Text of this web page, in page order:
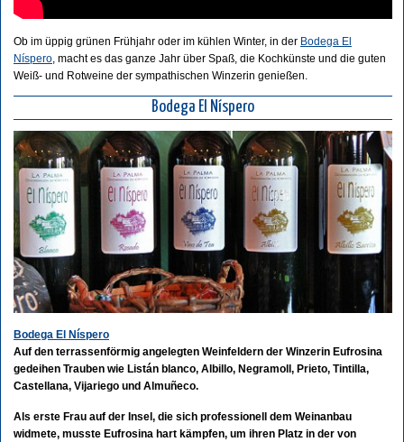
Ob im üppig grünen Frühjahr oder im kühlen Winter, in der Bodega El
Níspero, macht es das ganze Jahr über Spaß, die Kochkünste und die guten
Weiß- und Rotweine der sympathischen Winzerin genießen.
Bodega El Níspero
Bodega El Níspero
Auf den terrassenförmig angelegten Weinfeldern der Winzerin Eufrosina
gedeihen Trauben wie Listán blanco, Albillo, Negramoll, Prieto, Tintilla,
Castellana, Vijariego und Almuñeco.
Als erste Frau auf der Insel, die sich professionell dem Weinanbau
widmete, musste Eufrosina hart kämpfen, um ihren Platz in der von